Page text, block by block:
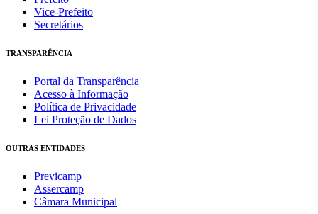
Vice-Prefeito
Secretários
TRANSPARÊNCIA
Portal da Transparência
Acesso à Informação
Política de Privacidade
Lei Proteção de Dados
OUTRAS ENTIDADES
Previcamp
Assercamp
Câmara Municipal